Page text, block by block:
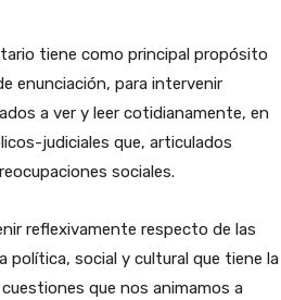
tiene como principal propósito
enunciación, para intervenir
a ver y leer cotidianamente, en
judiciales que, articulados
sociales.
reflexivamente respecto de las
política, social y cultural que tiene la
que nos animamos a